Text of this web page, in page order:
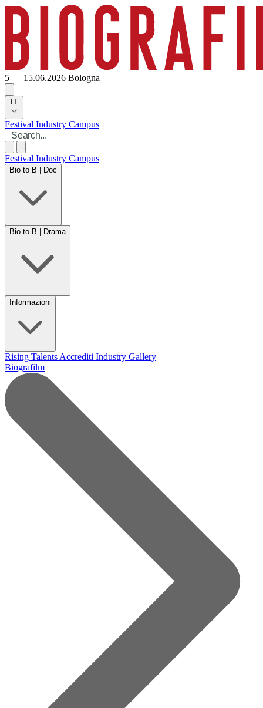
5 — 15.06.2026 Bologna
IT
Festival Industry Campus
Festival Industry Campus
Bio to B | Doc
Bio to B | Drama
Informazioni
Rising Talents Accrediti Industry Gallery
Biografilm